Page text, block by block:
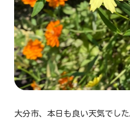
大分市、本日も良い天気でした